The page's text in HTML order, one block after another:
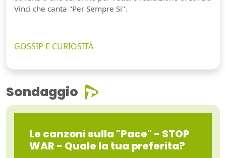
Vinci che canta "Per Sempre Si".
GOSSIP E CURIOSITÀ
Sondaggio
Le canzoni sulla "Pace" - STOP
WAR - Quale la tua preferita?